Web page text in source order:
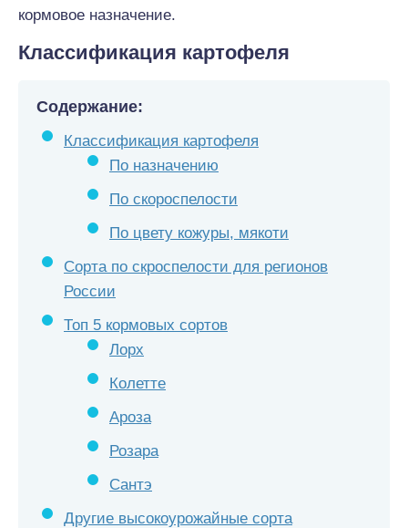
кормовое назначение.
Классификация картофеля
Содержание:
Классификация картофеля
По назначению
По скороспелости
По цвету кожуры, мякоти
Сорта по скроспелости для регионов
России
Топ 5 кормовых сортов
Лорх
Колетте
Ароза
Розара
Сантэ
Другие высокоурожайные сорта